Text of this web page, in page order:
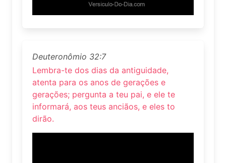
Deuteronômio 32:7
Lembra-te dos dias da antiguidade,
atenta para os anos de gerações e
gerações; pergunta a teu pai, e ele te
informará, aos teus anciãos, e eles to
dirão.